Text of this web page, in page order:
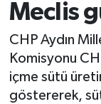
Meclis
CHP Aydın
Komisyonu
içme sütü
göstererek,
Haber Arşivi